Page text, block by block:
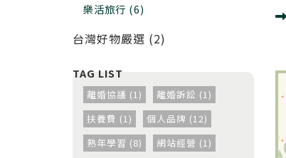
樂活旅行 (6)
台灣好物嚴選 (2)
離婚協議 (1)
離婚訴訟 (1)
扶養費 (1)
個人品牌 (12)
熟年學習 (8)
網站經營 (1)